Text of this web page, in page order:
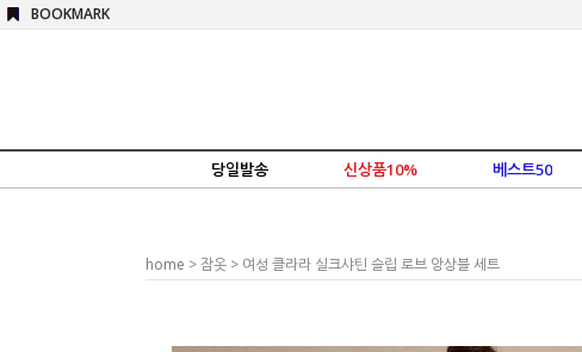
BOOKMARK
당일발송 신상품10% 베스트50
home >잠옷 > 여성 클라라 실크샤틴 슬립 로브 앙상블 세트